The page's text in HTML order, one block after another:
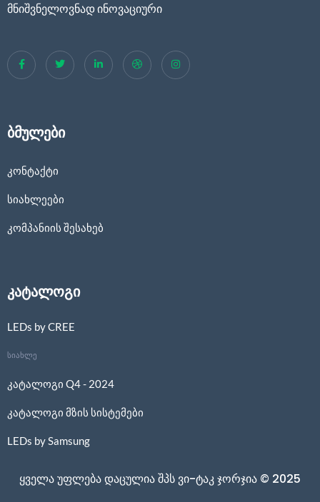
მნიშვნელოვნად ინოვაციური
ბმულები
კონტაქტი
სიახლეები
კომპანიის შესახებ
კატალოგი
LEDs by CREE
სიახლე
კატალოგი Q4 - 2024
კატალოგი მზის სისტემები
LEDs by Samsung
ყველა უფლება დაცულია შპს ვი-ტაკ ჯორჯია © 2025